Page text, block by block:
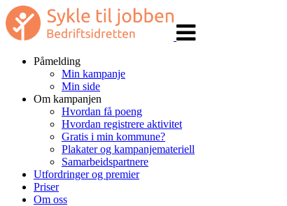
navigasjon
Påmelding
Min kampanje
Min side
Om kampanjen
Hvordan få poeng
Hvordan registrere aktivitet
Gratis i min kommune?
Plakater og kampanjemateriell
Samarbeidspartnere
Utfordringer og premier
Priser
Om oss